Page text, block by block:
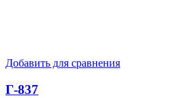
Добавить для сравнения
Г-837